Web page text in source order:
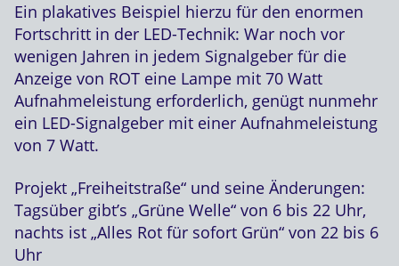
Ein plakatives Beispiel hierzu für den enormen
Fortschritt in der LED-Technik: War noch vor
wenigen Jahren in jedem Signalgeber für die
Anzeige von ROT eine Lampe mit 70 Watt
Aufnahmeleistung erforderlich, genügt nunmehr
ein LED-Signalgeber mit einer Aufnahmeleistung
von 7 Watt.
Projekt „Freiheitstraße“ und seine Änderungen:
Tagsüber gibt’s „Grüne Welle“ von 6 bis 22 Uhr,
nachts ist „Alles Rot für sofort Grün“ von 22 bis 6
Uhr